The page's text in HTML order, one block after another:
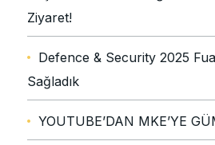
Ziyaret!
Defence & Security 2025
Sağladık
YOUTUBE’DAN MKE’YE